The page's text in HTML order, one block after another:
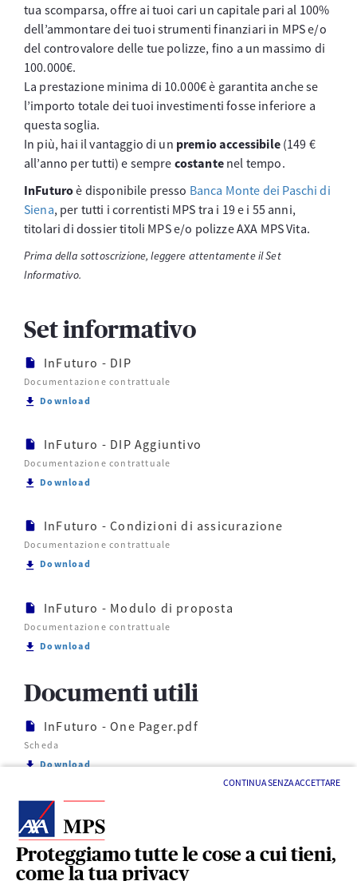
Proteggiamo tutte le cose a cui tieni,
come la tua privacy
CONTINUA SENZA ACCETTARE
tua scomparsa, offre ai tuoi cari un capitale pari al 100%
dell’ammontare dei tuoi strumenti finanziari in MPS e/o
del controvalore delle tue polizze, fino a un massimo di
100.000€.
La prestazione minima di 10.000€ è garantita anche se
l’importo totale dei tuoi investimenti fosse inferiore a
questa soglia.
In più, hai il vantaggio di un premio accessibile(149 €
all’anno per tutti) e sempre costantenel tempo.
InFuturoè disponibile presso Banca Monte dei Paschi di
Siena, per tutti i correntisti MPS tra i 19 e i 55 anni,
titolari di dossier titoli MPS e/o polizze AXA MPS Vita.
Prima della sottoscrizione, leggere attentamente il Set
Informativo.
Set informativo
InFuturo - DIP
Documentazione contrattuale
Download
InFuturo - DIP Aggiuntivo
Documentazione contrattuale
Download
InFuturo - Condizioni di assicurazione
Documentazione contrattuale
Download
InFuturo - Modulo di proposta
Documentazione contrattuale
Download
Documenti utili
InFuturo - One Pager.pdf
Scheda
DownloadScarica InFuturo - One Pager.pdf